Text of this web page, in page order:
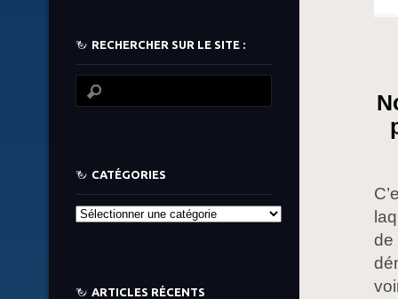
de
RECHERCHER SUR LE SITE :
CATÉGORIES
Catégories
ARTICLES RÉCENTS